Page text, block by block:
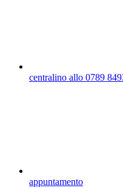
centralino allo 0789
appuntamento